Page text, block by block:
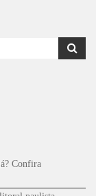
Confira